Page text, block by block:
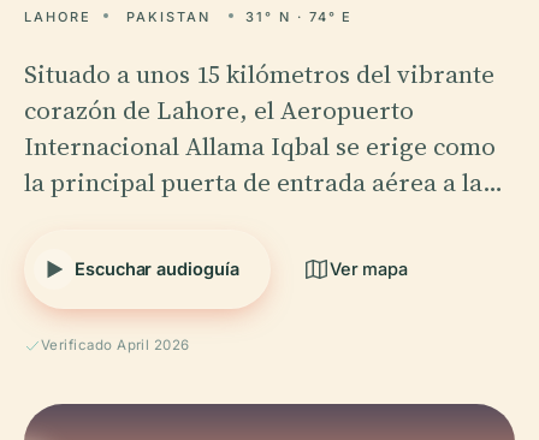
LAHORE PAKISTAN 31° N · 74° E
Situado a unos 15 kilómetros del vibrante
corazón de Lahore, el Aeropuerto
Internacional Allama Iqbal se erige como
la principal puerta de entrada aérea a la…
Escuchar audioguía Ver mapa
Verificado April 2026